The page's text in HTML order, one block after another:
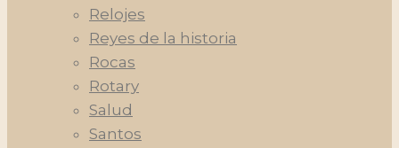
Relojes
Reyes de la historia
Rocas
Rotary
Salud
Santos